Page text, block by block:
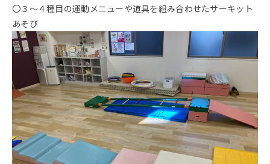
〇３～４種目の運動メニューや道具を組み合わせたサーキット
あそび